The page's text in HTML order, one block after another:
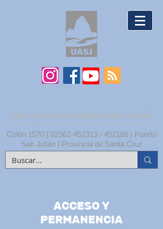
UNPA | UNIDAD ACADÉMICA SAN JULIÁN
Colón 1570 | 02962-452319 / 452186 | Puerto
San Julián | Provincia de Santa Cruz
ACCESO Y
PERMANENCIA